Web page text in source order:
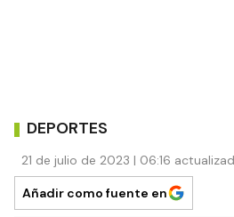
DEPORTES
21 de julio de 2023 | 06:16
Añadir como fuente en